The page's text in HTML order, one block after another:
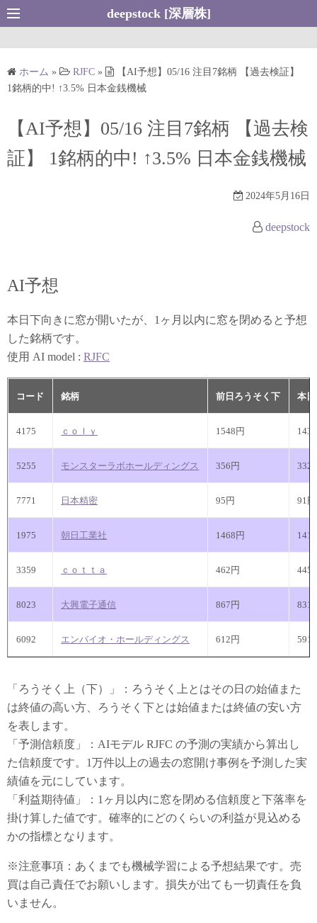
コ
ン
ツ
ッ
deepstock [深層株]
ホーム » RJFC »
【AI予想】05/16 注目7銘柄 【過去検証】
1銘柄的中! ↑3.5% 日本金銭機械
【AI予想】05/16 注目7銘柄 【過去検
証】 1銘柄的中! ↑3.5% 日本金銭機械
2024年5月16日
deepstock
AI予想
本日下向きに窓が開いたが、1ヶ月以内に窓を閉めると予想
した銘柄です。
使用 AI model : RJFC
コード 銘柄 前日ろうそく下 本
4175 ｃｏｌｙ 1548円
5255 モンスターラボホールディングス 356円 332
7771 日本精密 95円 91円
1975 朝日工業社 1468円
3359 ｃｏｔｔａ 462円 445
8023 大興電子通信 867円 831
6092 エンバイオ・ホールディングス 612円 591
「ろうそく上（下）」：ろうそく上とはその日の始値また
は終値の高い方、ろうそく下とは始値または終値の安い方
を表します。
「予測信頼度」：AIモデル RJFC の予測の実績から算出し
た信頼度です。1万件以上の過去の窓開け事例を予測した実
績値を元にしています。
「利益期待値」：1ヶ月以内に窓を閉める信頼度と下落率を
掛け算した値です。確率的にどのくらいの利益が見込める
かの指標となります。
※注意事項：あくまでも機械学習による予想結果です。売
買は自己責任でお願いします。損失が出ても一切責任を負
いません。